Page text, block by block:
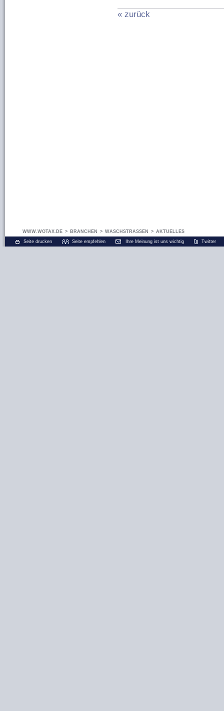
« zurück
WWW.WOTAX.DE > BRANCHEN > WASCHSTRASSEN > AKTUELLES
Seite drucken
Seite empfehlen Ihre Meinung ist uns wichtig Twitter